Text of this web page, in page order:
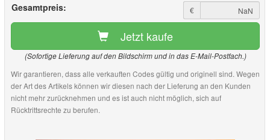
Gesamtpreis: €
Jetzt kaufe
(Sofortige Lieferung auf den Bildschirm und in das E-Mail-Postfach.)
Wir garantieren, dass alle verkauften Codes gültig und originell sind. Wegen
der Art des Artikels können wir diesen nach der Lieferung an den Kunden
nicht mehr zurücknehmen und es ist auch nicht möglich, sich auf
Rücktrittsrechte zu berufen.